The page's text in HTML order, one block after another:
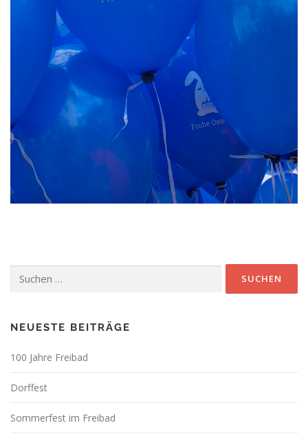
nach:
NEUESTE BEITRÄGE
100 Jahre Freibad
Dorffest
Sommerfest im Freibad